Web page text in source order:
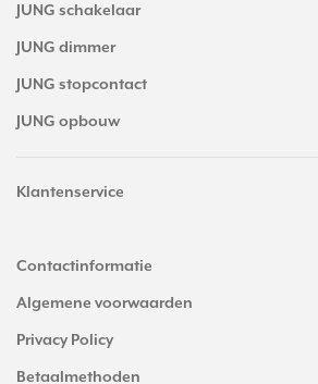
JUNG schakelaar
JUNG dimmer
JUNG stopcontact
JUNG opbouw
Klantenservice
Contactinformatie
Algemene voorwaarden
Privacy Policy
Betaalmethoden